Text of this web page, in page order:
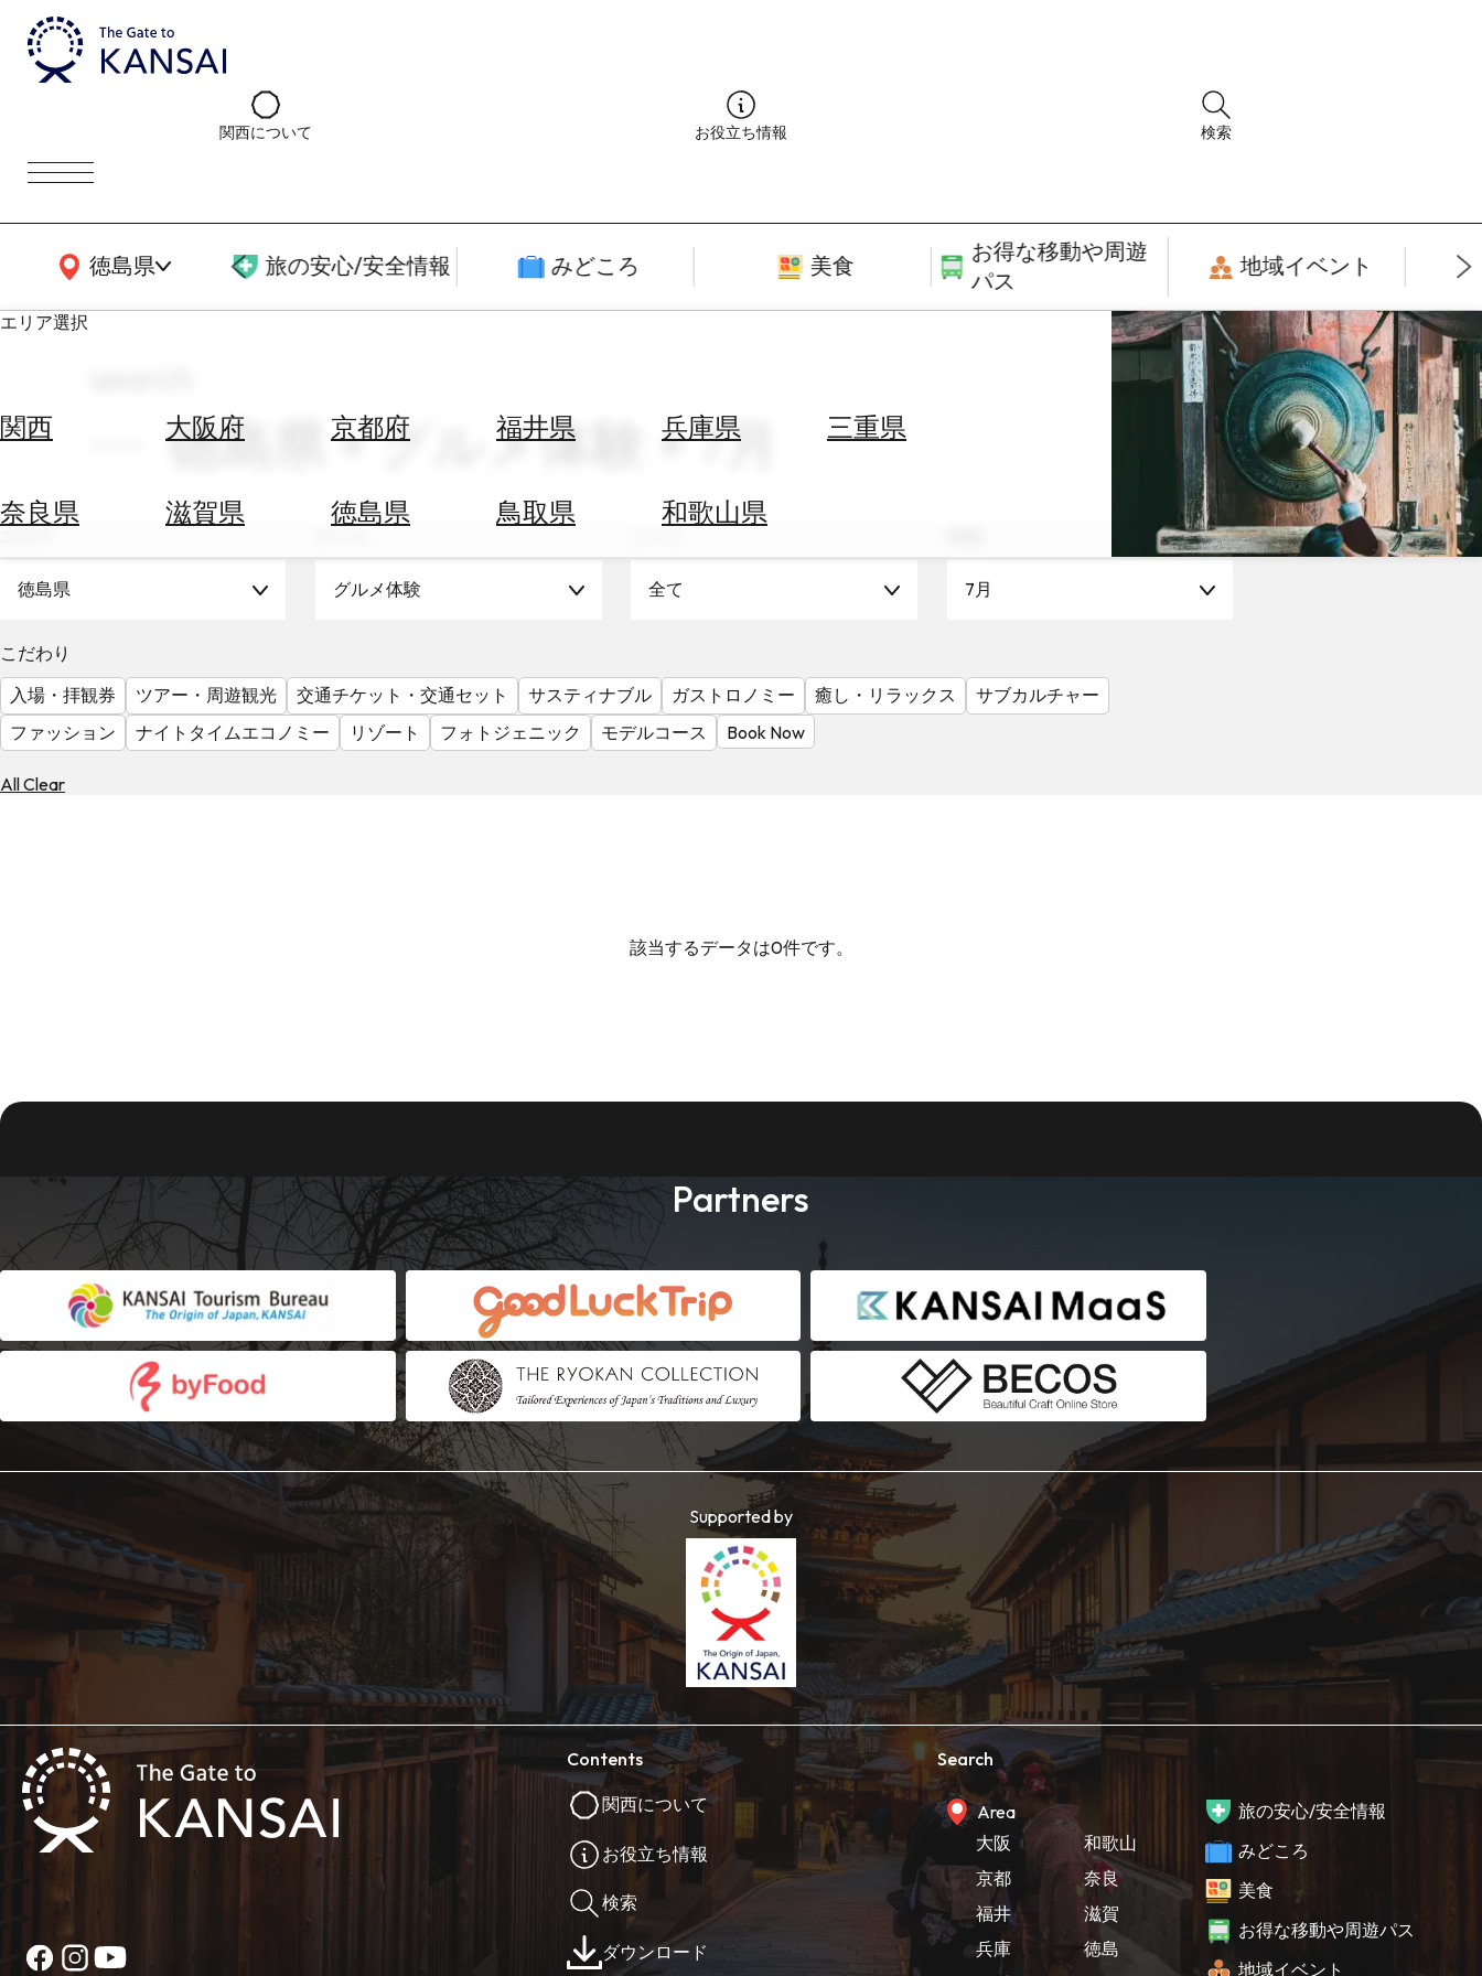
関西について お役立ち情報 検索
徳島県
関西広域MAP 旅の安心/安全情報 みどころ 美食
お得な移動や周遊
パス
地域イベント
エリア選択
関西 大阪府 京都府 福井県 兵庫県 三重県
奈良県 滋賀県 徳島県 鳥取県 和歌山県
ホ
す
替
を
調
べ
天
徳島県 × グルメ体験 × 7月
徳島県 グルメ体験 全て 7月
こだわり
入場・拝観券
ツアー・周遊観光 交通チケット・交通セット サスティナブル ガストロノミー 癒し・リラックス
サブカルチャー
ファッション
ナイトタイムエコノミー リゾート フォトジェニック モデルコース Book Now
All Clear
該当するデータは0件です。
Partners
Supported by
Contents
関西について
お役立ち情報
検索
ダウンロード
Search
Area
大阪
京都
福井
兵庫
和歌山
奈良
滋賀
徳島
旅の安心/安全情報
みどころ
美食
お得な移動や周遊パス
地域イベント